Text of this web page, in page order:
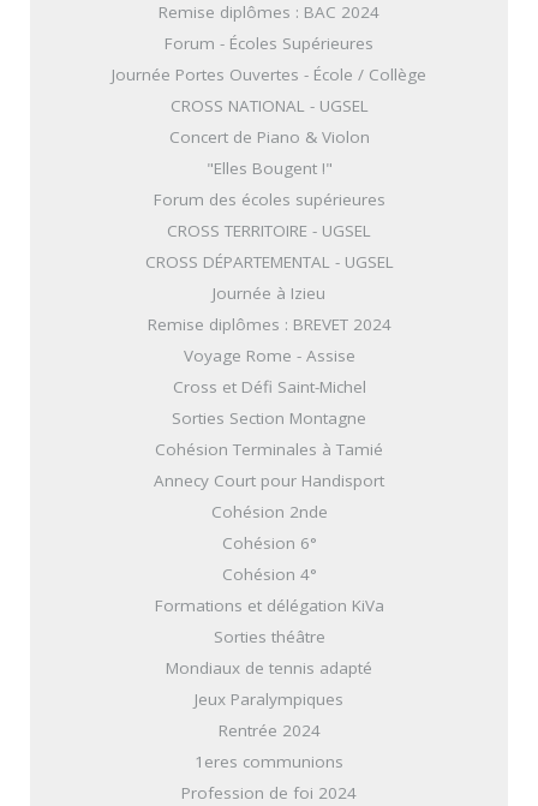
Remise diplômes : BAC 2024
Forum - Écoles Supérieures
Journée Portes Ouvertes - École / Collège
CROSS NATIONAL - UGSEL
Concert de Piano & Violon
"Elles Bougent !"
Forum des écoles supérieures
CROSS TERRITOIRE - UGSEL
CROSS DÉPARTEMENTAL - UGSEL
Journée à Izieu
Remise diplômes : BREVET 2024
Voyage Rome - Assise
Cross et Défi Saint-Michel
Sorties Section Montagne
Cohésion Terminales à Tamié
Annecy Court pour Handisport
Cohésion 2nde
Cohésion 6°
Cohésion 4°
Formations et délégation KiVa
Sorties théâtre
Mondiaux de tennis adapté
Jeux Paralympiques
Rentrée 2024
1eres communions
Profession de foi 2024